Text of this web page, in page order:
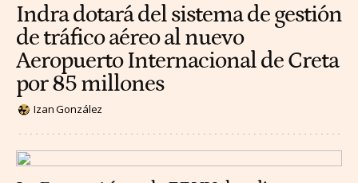
Indra dotará del sistema de gestión
de tráfico aéreo al nuevo
Aeropuerto Internacional de Creta
por 85 millones
Izan González